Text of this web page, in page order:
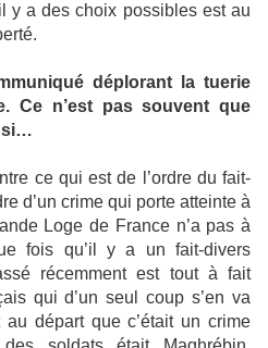
y a des choix possibles est au
déplorant la tuerie
Ce n’est pas souvent que
ce qui est de l’ordre du fait-
d’un crime qui porte atteinte à
Loge de France n’a pas à
fois qu’il y a un fait-divers
récemment est tout à fait
qui d’un seul coup s’en va
départ que c’était un crime